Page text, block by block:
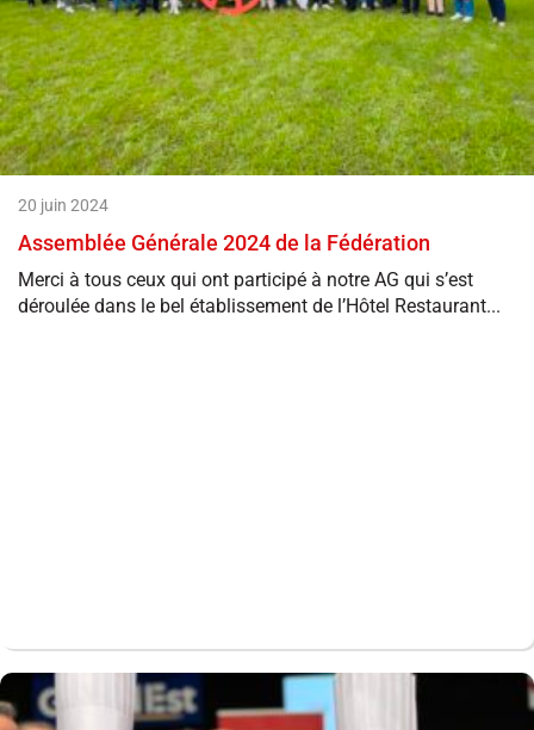
20 juin 2024
Assemblée Générale 2024 de la Fédération
Merci à tous ceux qui ont participé à notre AG qui s’est
déroulée dans le bel établissement de l’Hôtel Restaurant...